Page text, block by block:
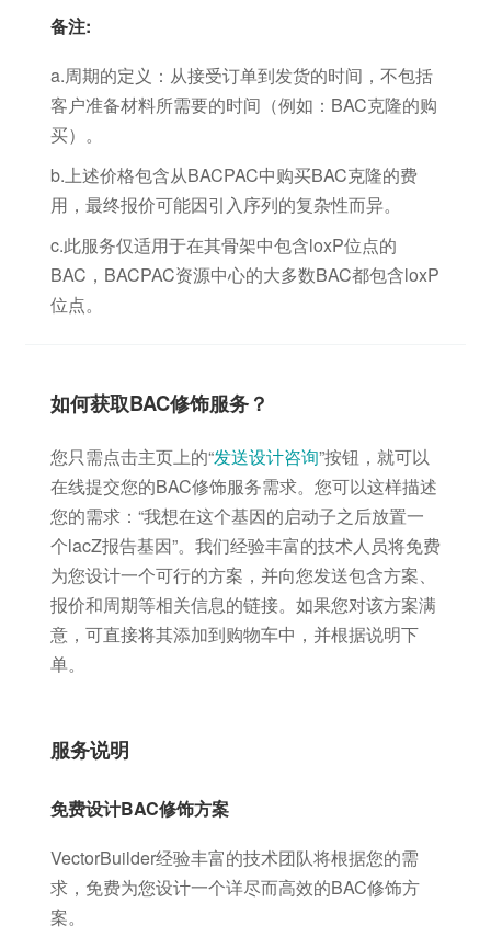
备注:
a.周期的定义：从接受订单到发货的时间，不包括
客户准备材料所需要的时间（例如：BAC克隆的购
买）。
b.上述价格包含从BACPAC中购买BAC克隆的费
用，最终报价可能因引入序列的复杂性而异。
c.此服务仅适用于在其骨架中包含loxP位点的
BAC，BACPAC资源中心的大多数BAC都包含loxP
位点。
如何获取BAC修饰服务？
您只需点击主页上的“发送设计咨询”按钮，就可以
在线提交您的BAC修饰服务需求。您可以这样描述
您的需求：“我想在这个基因的启动子之后放置一
个lacZ报告基因”。我们经验丰富的技术人员将免费
为您设计一个可行的方案，并向您发送包含方案、
报价和周期等相关信息的链接。如果您对该方案满
意，可直接将其添加到购物车中，并根据说明下
单。
服务说明
免费设计BAC修饰方案
VectorBuilder经验丰富的技术团队将根据您的需
求，免费为您设计一个详尽而高效的BAC修饰方
案。